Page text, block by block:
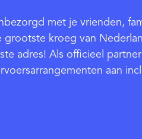
met je vrienden,
grootste kroeg van
adres! Als officieel
aan